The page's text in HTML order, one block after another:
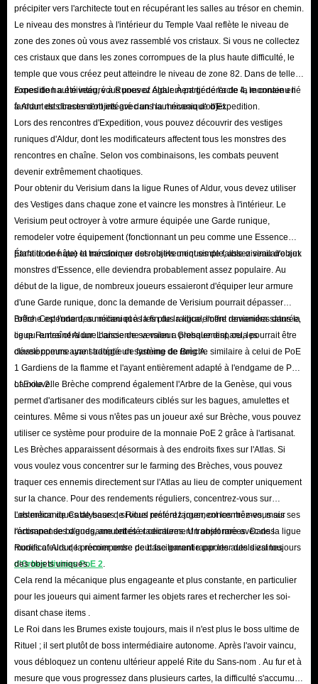
précipiter vers l'architecte tout en récupérant les salles au trésor en chemin.
Le niveau des monstres à l'intérieur du Temple Vaal reflète le niveau de
zone des zones où vous avez rassemblé vos cristaux. Si vous ne collectez
ces cristaux que dans les zones corrompues de la plus haute difficulté, le
temple que vous créez peut atteindre le niveau de zone 82. Dans de telles
zones de haut niveau, vous pouvez également générer de la monnaie en
farmant des bases d'objets avec un haut niveau d'objet.
Expedition a été intégré à Runes of Aldur. À partir de l'acte 4, le contenu lié
à Aldur est directement intégré dans la mécanique d'Expedition.
Lors des rencontres d'Expedition, vous pouvez découvrir des vestiges
runiques d'Aldur, dont les modificateurs affectent tous les monstres des
rencontres en chaîne. Selon vos combinaisons, les combats peuvent
devenir extrêmement chaotiques.
Pour obtenir du Verisium dans la ligue Runes of Aldur, vous devez utiliser
des Vestiges dans chaque zone et vaincre les monstres à l'intérieur. Le
Verisium peut octroyer à votre armure équipée une Garde runique,
remodeler votre équipement (fonctionnant un peu comme une Essence
parfaite de hâte) et transformer des objets uniques de faible niveau d'objet.
Étant donné que la mécanique est relativement simple, assez similaire aux
monstres d'Essence, elle deviendra probablement assez populaire. Au
début de la ligue, de nombreux joueurs essaieront d'équiper leur armure
d'une Garde runique, donc la demande de Verisium pourrait dépasser
l'offre. Cependant, au milieu et à la fin de la ligue, l'offre deviendra saturée,
ce qui entraînera une baisse de sa valeur. Globalement, cela pourrait être
classé comme une stratégie de farming de rang A.
Brèche est l'une des mécaniques les plus radicalement remaniées dans la
ligue Runes of Aldur. L'ancienne version a presque disparu, les
développeurs ayant adopté un système de Brèche similaire à celui de PoE
1 Gardiens de la flamme et l'ayant entièrement adapté à l'endgame de Path
of Exile 2.
La nouvelle Brèche comprend également l'Arbre de la Genèse, qui vous
permet d'artisaner des modificateurs ciblés sur les bagues, amulettes et
ceintures. Même si vous n'êtes pas un joueur axé sur Brèche, vous pouvez
utiliser ce système pour produire de la monnaie PoE 2 grâce à l'artisanat.
Les Brèches apparaissent désormais à des endroits fixes sur l'Atlas. Si
vous voulez vous concentrer sur le farming des Brèches, vous pouvez
traquer ces ennemis directement sur l'Atlas au lieu de compter uniquement
sur la chance. Pour des rendements réguliers, concentrez-vous sur
l'obtention de Catalyseurs ; si vous préférez jouer, concentrez-vous sur
l'artisanat de bagues, amulettes et ceintures. Un objet rare avec des
modificateurs de premier ordre peut facilement rapporter des dizaines
d'Orbes divines PoE 2
Les mécaniques de base de Rituel restent largement les mêmes, mais ses
récompenses d'endgame ont été radicalement transformées. Dans la ligue
Runes of Aldur, la récompense de base garantie par les autels est toujours
des objets uniques.
Cela rend la mécanique plus engageante et plus constante, en particulier
pour les joueurs qui aiment farmer les objets rares et rechercher les soi-
disant chase items .
Le Roi dans les Brumes existe toujours, mais il n'est plus le boss ultime de
Rituel ; il sert plutôt de boss intermédiaire autonome. Après l'avoir vaincu,
vous débloquez un contenu ultérieur appelé Rite du Sans-nom . Au fur et à
mesure que vous progressez dans plusieurs cartes, la difficulté s'accumule